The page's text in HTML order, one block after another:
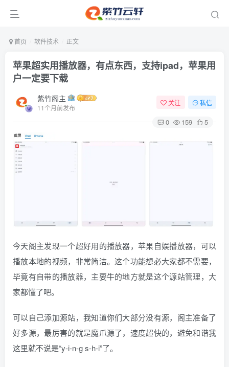
首页 软件技术 正文
苹果超实用播放器，有点东西，支持ipad，苹果用
户一定要下载
紫竹阁主
11个月前发布
关注 私信
0 159 5
今天阁主发现一个超好用的播放器，苹果自娱播放器，可以
播放本地的视频，非常简洁。这个功能想必大家都不需要，
毕竟有自带的播放器，主要牛的地方就是这个源站管理，大
家都懂了吧。
可以自己添加源站，我知道你们大部分没有源，阁主准备了
好多源，最厉害的就是魔爪源了，速度超快的，避免和谐我
这里就不说是“y-i-n-g s-h-i”了。